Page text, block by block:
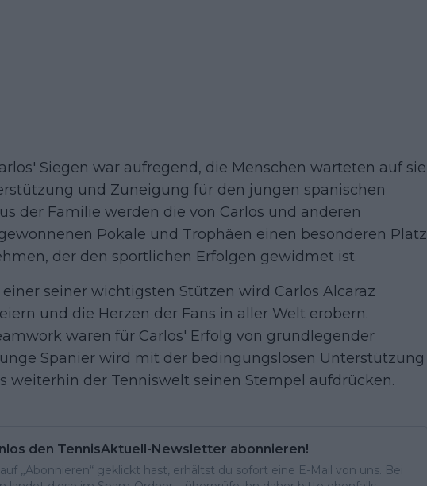
Siegen war aufregend, die Menschen warteten auf sie
und Zuneigung für den jungen spanischen
der Familie werden die von Carlos und anderen
Pokale und Trophäen einen besonderen Platz
der den sportlichen Erfolgen gewidmet ist.
seiner wichtigsten Stützen wird Carlos Alcaraz
und die Herzen der Fans in aller Welt erobern.
waren für Carlos' Erfolg von grundlegender
Spanier wird mit der bedingungslosen Unterstützung
weiterhin der Tenniswelt seinen Stempel aufdrücken.
den TennisAktuell-Newsletter abonnieren!
„Abonnieren“ geklickt hast, erhältst du sofort eine E-Mail von uns. Bei